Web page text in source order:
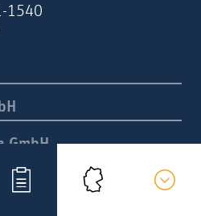
  
1540
GmbH
GmbH